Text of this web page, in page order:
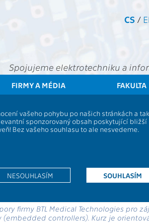
CS /
Spojujeme elektrotechniku a
FIRMY A MÉDIA FAKULTA
vašeho pohybu po našich stránkách a
sponzorovaný obsah poskytující bližší
Bez vašeho souhlasu to ale nesvedeme.
SOUHLASÍM
NESOUHLASÍM
elektroniky, zažít euforii z prvního
Janem Fischerem.
firmy BTL Medical Technologies pro
controllers). Kurz je